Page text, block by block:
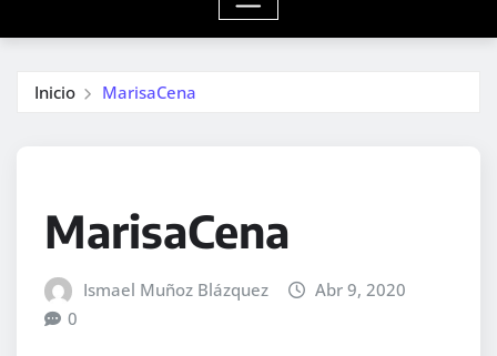
Inicio MarisaCena
MarisaCena
Ismael Muñoz Blázquez
Abr 9, 2020
0